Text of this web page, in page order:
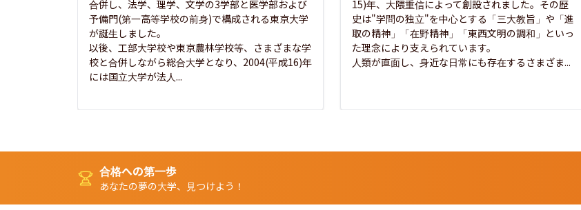
合併し、法学、理学、文学の3学部と医学部および
予備門(第一高等学校の前身)で構成される東京大学
が誕生しました。
以後、工部大学校や東京農林学校等、さまざまな学
校と合併しながら総合大学となり、2004(平成16)年
には国立大学が法人...
15)年、大隈重信によって創設されました。その歴
史は"学問の独立"を中心とする「三大教旨」や「進
取の精神」「在野精神」「東西文明の調和」といっ
た理念により支えられています。
人類が直面し、身近な日常にも存在するさまざま...
合格への第一歩
あなたの夢の大学、見つけよう！